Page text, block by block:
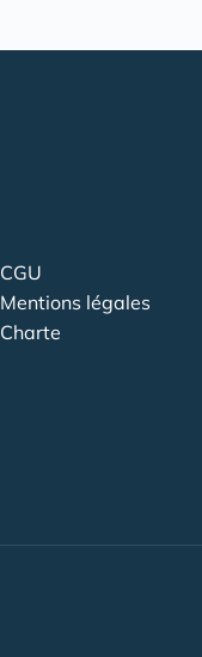
CGU
Mentions légales
Charte